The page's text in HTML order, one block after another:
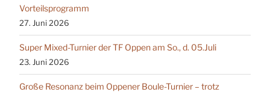
Vorteilsprogramm
27. Juni 2026
Super Mixed-Turnier der TF Oppen am So., d. 05.Juli
23. Juni 2026
Große Resonanz beim Oppener Boule-Turnier – trotz